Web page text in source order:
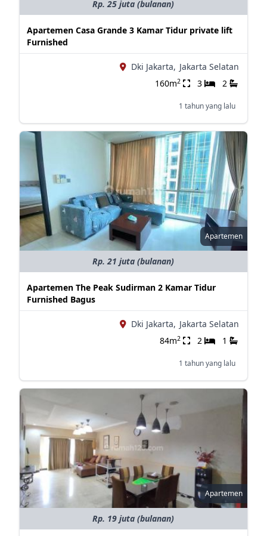
Rp. 25 juta (bulanan)
Apartemen Casa Grande 3 Kamar Tidur private lift
Furnished
Dki Jakarta, Jakarta Selatan
160m2 3 2
1 tahun yang lalu
Apartemen
Rp. 21 juta (bulanan)
Apartemen The Peak Sudirman 2 Kamar Tidur
Furnished Bagus
Dki Jakarta, Jakarta Selatan
84m2 2 1
1 tahun yang lalu
Apartemen
Rp. 19 juta (bulanan)